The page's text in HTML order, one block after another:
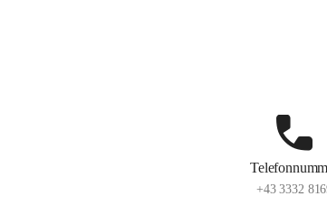
+43 3332